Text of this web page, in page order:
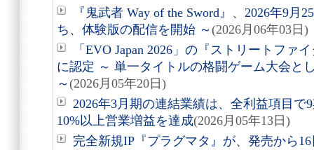
『鬼武者 Way of the Sword』、2026年9
ち、体験版の配信を開始 ～ (2026月06年03日)
「EVO Japan 2026」の『ストリートファ
に認定 ～ 単一タイトルの格闘ゲーム大会と
～ (2026月05年20日)
2026年3月期の連結業績は、全利益項目で
10%以上営業増益を達成(2026月05年13日)
完全新規IP『プラグマタ』が、発売から